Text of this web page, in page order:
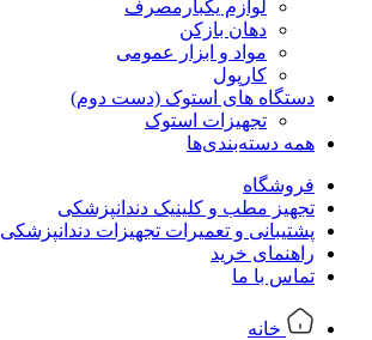
لوازم یکبارمصرف
دهان بازکن
مواد و ابزار عمومی
کارپول
دستگاه های استوک (دست دوم)
تجهیزات استوک
همه دسته‌بندی‌ها
فروشگاه
تجهیز مطب و کلینیک دندانپزشکی
پشتیبانی و تعمیرات تجهیزات دندانپزشکی
راهنمای خرید
تماس با ما
خانه